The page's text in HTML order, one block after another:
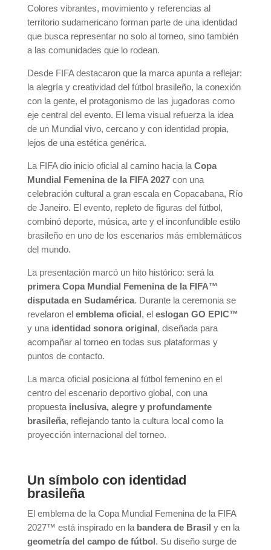
Colores vibrantes, movimiento y referencias al
territorio sudamericano forman parte de una identidad
que busca representar no solo al torneo, sino también
a las comunidades que lo rodean.
Desde FIFA destacaron que la marca apunta a reflejar:
la alegría y creatividad del fútbol brasileño, la conexión
con la gente, el protagonismo de las jugadoras como
eje central del evento. El lema visual refuerza la idea
de un Mundial vivo, cercano y con identidad propia,
lejos de una estética genérica.
La FIFA dio inicio oficial al camino hacia la Copa
Mundial Femenina de la FIFA 2027con una
celebración cultural a gran escala en Copacabana, Río
de Janeiro. El evento, repleto de figuras del fútbol,
combinó deporte, música, arte y el inconfundible estilo
brasileño en uno de los escenarios más emblemáticos
del mundo.
La presentación marcó un hito histórico: será la
primera Copa Mundial Femenina de la FIFA™
disputada en Sudamérica. Durante la ceremonia se
revelaron el emblema oficial, el eslogan GO EPIC™
y una identidad sonora original, diseñada para
acompañar al torneo en todas sus plataformas y
puntos de contacto.
La marca oficial posiciona al fútbol femenino en el
centro del escenario deportivo global, con una
propuesta inclusiva, alegre y profundamente
brasileña, reflejando tanto la cultura local como la
proyección internacional del torneo.
Un símbolo con identidad
brasileña
El emblema de la Copa Mundial Femenina de la FIFA
2027™ está inspirado en la bandera de Brasil y en la
geometría del campo de fútbol. Su diseño surge de